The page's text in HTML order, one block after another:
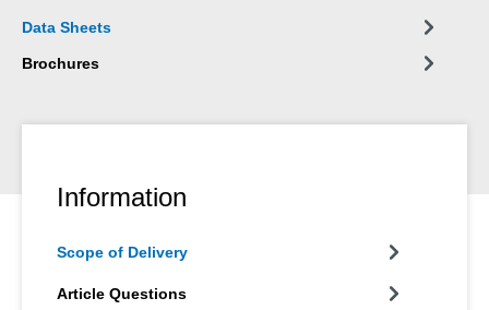
Data Sheets
Brochures
Information
Scope of Delivery
Article Questions